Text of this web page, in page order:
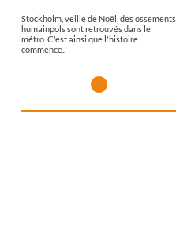
Stockholm, veille de Noël, des ossements
humainpols sont retrouvés dans le
métro. C'est ainsi que l'histoire
commence..